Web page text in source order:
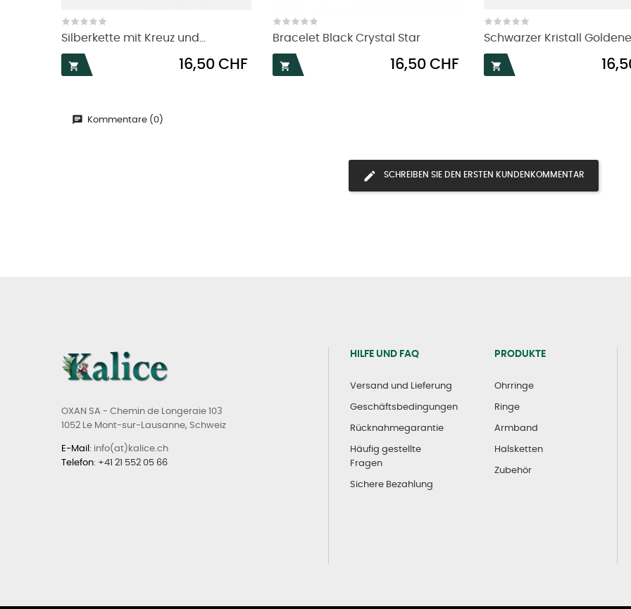
Silberkette mit Kreuz und...

Preis
16,50 CHF
Bracelet Black Crystal Star

Preis
16,50 CHF
Schwarzer Kristall

Preis
Kommentare (0)
SCHREIBEN SIE DEN ERSTEN KUNDENKOMMENTAR
OXAN SA - Chemin de Longeraie 103
1052 Le Mont-sur-Lausanne, Schweiz
E-Mail : info(at)kalice.ch
Telefon: +41 21 552 05 66
HILFE UND FAQ
Versand und Lieferung
Geschäftsbedingungen
Rücknahmegarantie
Häufig gestellte
Fragen
Sichere Bezahlung
PRODUKTE
Ohrringe
Ringe
Armband
Halsketten
Zubehör